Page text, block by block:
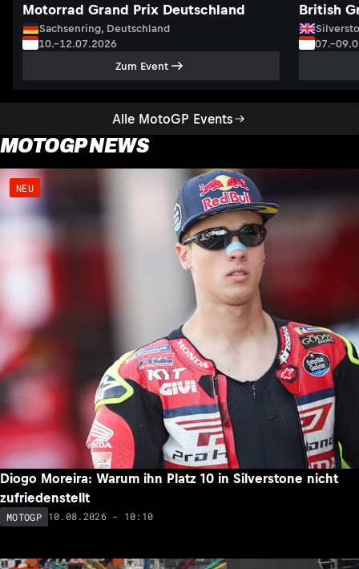
Alle MotoGP Events
Motorrad Grand Prix Deutschland
Sachsenring, Deutschland
10.–12.07.2026
Zum Event
British
MOTOGP NEWS
NEU
Diogo Moreira: Warum ihn Platz 10 in Silverstone nicht
zufriedenstellt
MOTOGP 10.08.2026 - 10:10